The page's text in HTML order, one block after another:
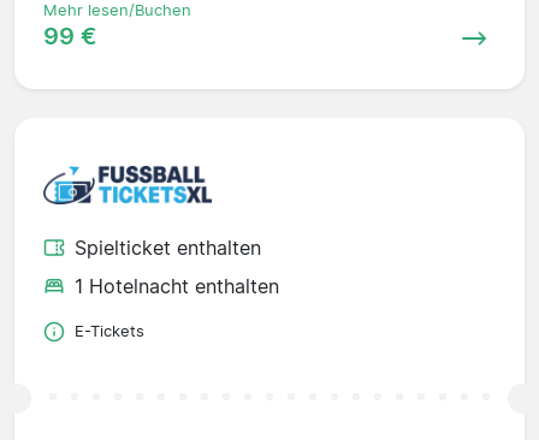
Mehr lesen/Buchen
99 €
Spielticket enthalten
1 Hotelnacht enthalten
E-Tickets